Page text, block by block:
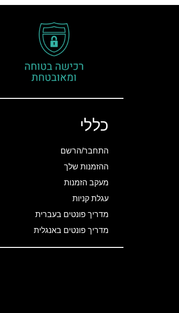
כללי
התחבר/הרשם
ההזמנות שלך
מעקב הזמנות
עגלת קניות
מדריך פונטים בעברית
מדריך פונטים באנגלית